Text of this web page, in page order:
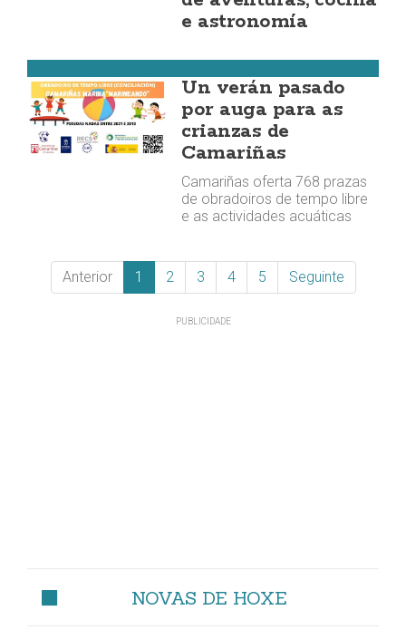
e astronomía
Un verán pasado
por auga para as
crianzas de
Camariñas
Camariñas oferta 768 prazas
de obradoiros de tempo libre
e as actividades acuáticas
Anterior 1 2 3 4 5 Seguinte
NOVAS DE HOXE